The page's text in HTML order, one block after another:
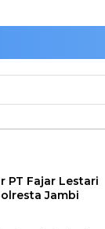
PT Fajar Lestari
Jambi